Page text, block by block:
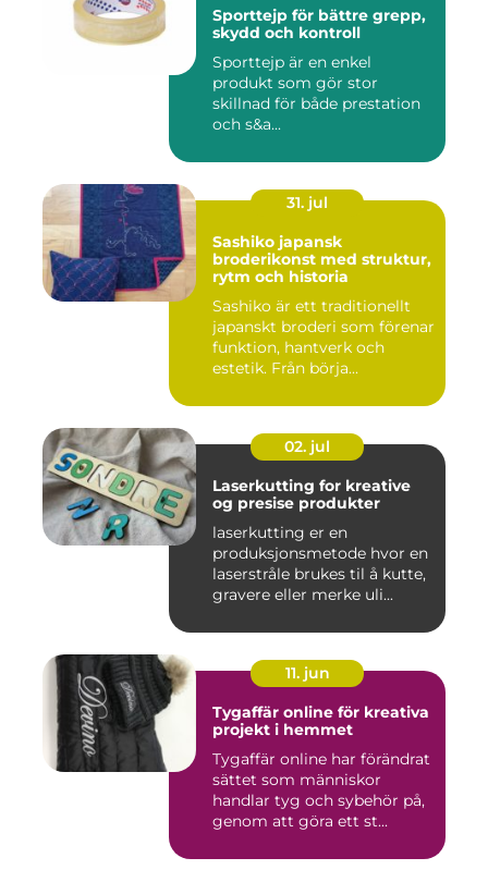
Sporttejp för bättre grepp,
skydd och kontroll
Sporttejp är en enkel
produkt som gör stor
skillnad för både prestation
och s&a...
31. jul
Sashiko japansk
broderikonst med struktur,
rytm och historia
Sashiko är ett traditionellt
japanskt broderi som förenar
funktion, hantverk och
estetik. Från börja...
02. jul
Laserkutting for kreative
og presise produkter
laserkutting er en
produksjonsmetode hvor en
laserstråle brukes til å kutte,
gravere eller merke uli...
11. jun
Tygaffär online för kreativa
projekt i hemmet
Tygaffär online har förändrat
sättet som människor
handlar tyg och sybehör på,
genom att göra ett st...